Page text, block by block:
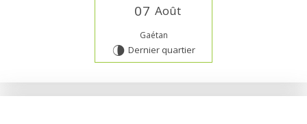
07 Août
Gaétan
U Dernier quartier